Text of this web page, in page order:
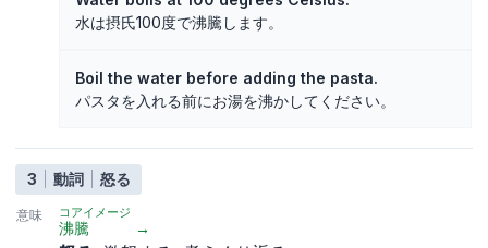
水は摂氏100度で沸騰します。
Boil the water before adding the pasta.
パスタを入れる前にお湯を沸かしてください。
3 動詞 怒る
意味 コアイメージ
沸騰 →